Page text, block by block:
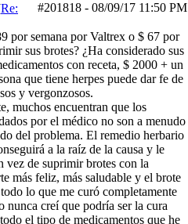
#201818 - 08/09/17 11:50 PM
Re:
por semana por Valtrex o $ 67 por
sus brotes? ¿Ha considerado sus
con receta, $ 2000 + un
que tiene herpes puede dar fe de
y vergonzosos.
muchos encuentran que los
por el médico no son a menudo
del problema. El remedio herbario
a la raíz de la causa y le
vez de suprimir brotes con la
más feliz, más saludable y el brote
lo que me curó completamente
nunca creí que podría ser la cura
el tipo de medicamentos que he